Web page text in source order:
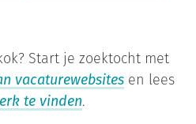
Start je zoektocht met
vacaturewebsites en lees
te vinden.